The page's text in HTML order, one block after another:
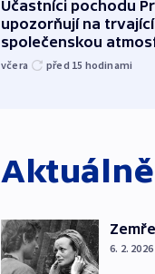
Účastníci pochodu
upozorňují na
společenskou
včera před 15 hodinami
6. 2. 2026